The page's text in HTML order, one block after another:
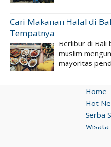
Cari Makanan Halal di
Tempatnya
Berlibur di Bali
muslim
mayoritas
Home
Hot
Serba
Wisata